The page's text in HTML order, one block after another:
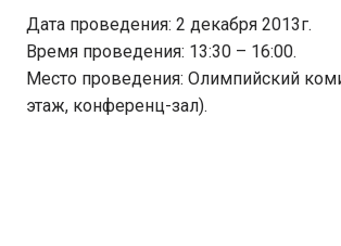
Дата проведения: 2 декабря 2013г.
Время проведения: 13:30 – 16:00.
Место проведения: Олимпийский
этаж, конференц-зал).